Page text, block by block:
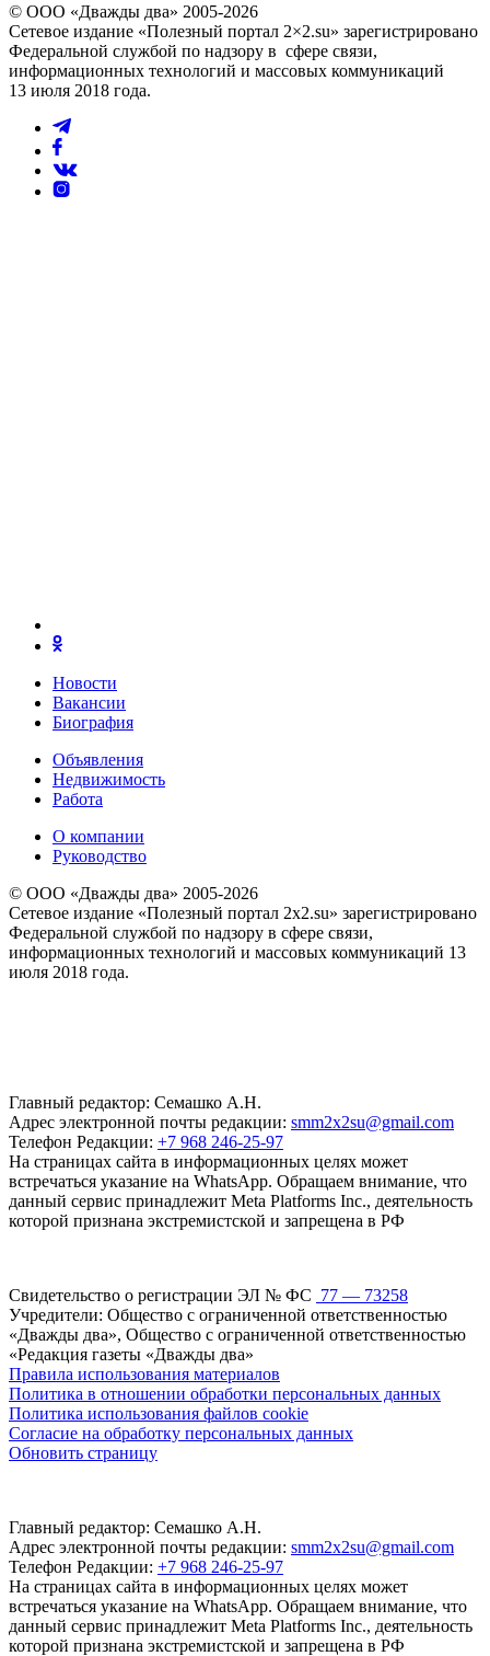
© ООО «Дважды два» 2005-2026
Сетевое издание «Полезный портал 2×2.su» зарегистрировано
Федеральной службой по надзору в сфере связи,
информационных технологий и массовых коммуникаций
13 июля 2018 года.
Новости
Вакансии
Биография
Объявления
Недвижимость
Работа
О компании
Руководство
© ООО «Дважды два» 2005-2026
Сетевое издание «Полезный портал 2x2.su» зарегистрировано
Федеральной службой по надзору в сфере связи,
информационных технологий и массовых коммуникаций 13
июля 2018 года.
Главный редактор: Семашко А.Н.
Адрес электронной почты редакции: smm2x2su@gmail.com
Телефон Редакции: +7 968 246-25-97
На страницах сайта в информационных целях может
встречаться указание на WhatsApp. Обращаем внимание, что
данный сервис принадлежит Meta Platforms Inc., деятельность
которой признана экстремистской и запрещена в РФ
Свидетельство о регистрации ЭЛ № ФС 77 — 73258
Учредители: Общество с ограниченной ответственностью
«Дважды два», Общество с ограниченной ответственностью
«Редакция газеты «Дважды два»
Правила использования материалов
Политика в отношении обработки персональных данных
Политика использования файлов cookie
Согласие на обработку персональных данных
Обновить страницу
Главный редактор: Семашко А.Н.
Адрес электронной почты редакции: smm2x2su@gmail.com
Телефон Редакции: +7 968 246-25-97
На страницах сайта в информационных целях может
встречаться указание на WhatsApp. Обращаем внимание, что
данный сервис принадлежит Meta Platforms Inc., деятельность
которой признана экстремистской и запрещена в РФ